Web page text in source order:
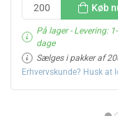
Køb
På lager- Levering:
dage
Sælges i pakker af
Erhvervskunde? Husk at